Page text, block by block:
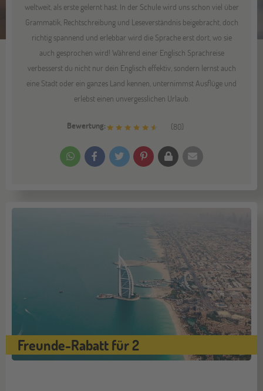
weltweit, als erste gelernt hast. In der Schule wird uns schon viel über
Grammatik, Rechtschreibung und Leseverständnis beigebracht, doch
richtig spannend und erlebbar wird die Sprache erst dort, wo sie
auch gesprochen wird! Während einer Englisch Sprachreise
verbesserst du nicht nur dein Englisch effektiv, sondern lernst auch
eine Stadt oder ein ganzes Land kennen, unternimmst Ausflüge und
erlebst einen unvergesslichen Urlaub.
Bewertung: (80)
Freunde-Rabatt für 2